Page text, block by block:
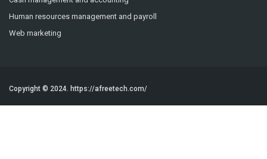
Human resources management and payroll
Web marketing
Copyright © 2024. https://afreetech.com/